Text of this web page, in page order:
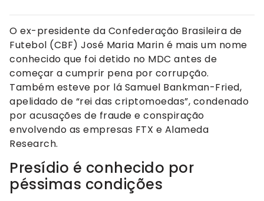
O ex-presidente da Confederação Brasileira de
Futebol (CBF) José Maria Marin é mais um nome
conhecido que foi detido no MDC antes de
começar a cumprir pena por corrupção.
Também esteve por lá Samuel Bankman-Fried,
apelidado de “rei das criptomoedas”, condenado
por acusações de fraude e conspiração
envolvendo as empresas FTX e Alameda
Research.
Presídio é conhecido por
péssimas condições